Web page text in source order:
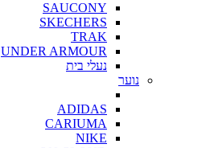
SAUCONY
SKECHERS
TRAK
UNDER ARMOUR
נעלי בית
נוער
ADIDAS
CARIUMA
NIKE